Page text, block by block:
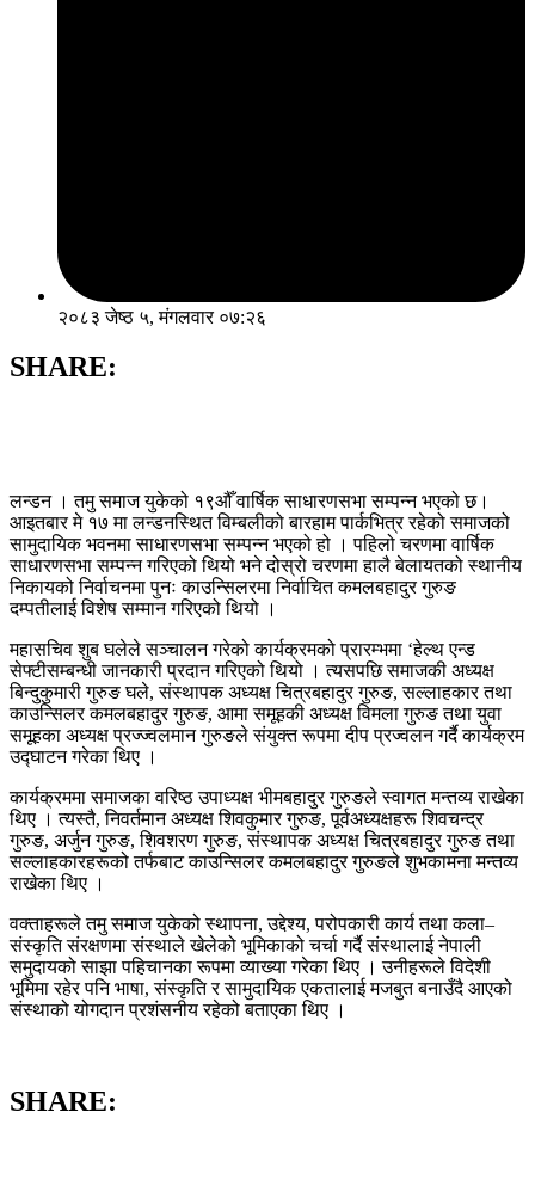
२०८३ जेष्ठ ५, मंगलवार ०७:२६
SHARE:
लन्डन । तमु समाज युकेको १९औँ वार्षिक साधारणसभा सम्पन्न भएको छ।
आइतबार मे १७ मा लन्डनस्थित विम्बलीको बारहाम पार्कभित्र रहेको समाजको
सामुदायिक भवनमा साधारणसभा सम्पन्न भएको हो । पहिलो चरणमा वार्षिक
साधारणसभा सम्पन्न गरिएको थियो भने दोस्रो चरणमा हालै बेलायतको स्थानीय
निकायको निर्वाचनमा पुनः काउन्सिलरमा निर्वाचित कमलबहादुर गुरुङ
दम्पतीलाई विशेष सम्मान गरिएको थियो ।
महासचिव शुब घलेले सञ्चालन गरेको कार्यक्रमको प्रारम्भमा ‘हेल्थ एन्ड
सेफ्टीसम्बन्धी जानकारी प्रदान गरिएको थियो । त्यसपछि समाजकी अध्यक्ष
बिन्दुकुमारी गुरुङ घले, संस्थापक अध्यक्ष चित्रबहादुर गुरुङ, सल्लाहकार तथा
काउन्सिलर कमलबहादुर गुरुङ, आमा समूहकी अध्यक्ष विमला गुरुङ तथा युवा
समूहका अध्यक्ष प्रज्ज्वलमान गुरुङले संयुक्त रूपमा दीप प्रज्वलन गर्दै कार्यक्रम
उद्घाटन गरेका थिए ।
कार्यक्रममा समाजका वरिष्ठ उपाध्यक्ष भीमबहादुर गुरुङले स्वागत मन्तव्य राखेका
थिए । त्यस्तै, निवर्तमान अध्यक्ष शिवकुमार गुरुङ, पूर्वअध्यक्षहरू शिवचन्द्र
गुरुङ, अर्जुन गुरुङ, शिवशरण गुरुङ, संस्थापक अध्यक्ष चित्रबहादुर गुरुङ तथा
सल्लाहकारहरूको तर्फबाट काउन्सिलर कमलबहादुर गुरुङले शुभकामना मन्तव्य
राखेका थिए ।
वक्ताहरूले तमु समाज युकेको स्थापना, उद्देश्य, परोपकारी कार्य तथा कला–
संस्कृति संरक्षणमा संस्थाले खेलेको भूमिकाको चर्चा गर्दै संस्थालाई नेपाली
समुदायको साझा पहिचानका रूपमा व्याख्या गरेका थिए । उनीहरूले विदेशी
भूमिमा रहेर पनि भाषा, संस्कृति र सामुदायिक एकतालाई मजबुत बनाउँदै आएको
संस्थाको योगदान प्रशंसनीय रहेको बताएका थिए ।
SHARE: